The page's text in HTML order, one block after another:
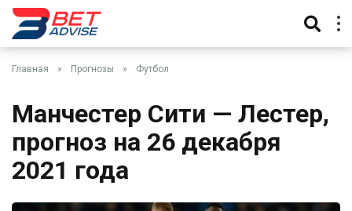
Главная » Прогнозы » Футбол
Манчестер Сити — Лестер,
прогноз на 26 декабря
2021 года